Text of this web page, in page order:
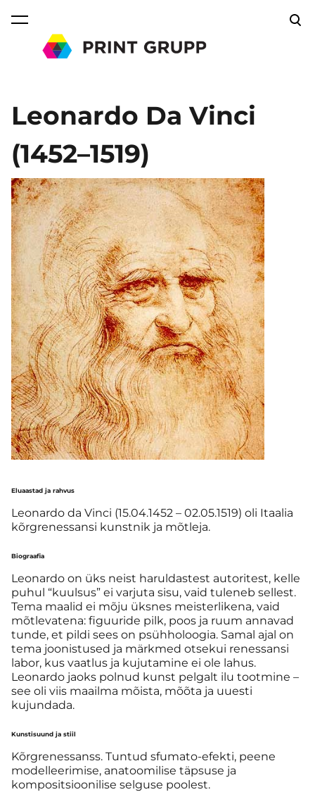
lisati ostukorvi.
Leonardo Da Vinci
(1452–1519)
Eluaastad ja rahvus
Leonardo da Vinci (15.04.1452 – 02.05.1519) oli Itaalia
kõrgrenessansi kunstnik ja mõtleja.
Biograafia
Leonardo on üks neist haruldastest autoritest, kelle
puhul “kuulsus” ei varjuta sisu, vaid tuleneb sellest.
Tema maalid ei mõju üksnes meisterlikena, vaid
mõtlevatena: figuuride pilk, poos ja ruum annavad
tunde, et pildi sees on psühholoogia. Samal ajal on
tema joonistused ja märkmed otsekui renessansi
labor, kus vaatlus ja kujutamine ei ole lahus.
Leonardo jaoks polnud kunst pelgalt ilu tootmine –
see oli viis maailma mõista, mõõta ja uuesti
kujundada.
Kunstisuund ja stiil
Kõrgrenessanss. Tuntud sfumato-efekti, peene
modelleerimise, anatoomilise täpsuse ja
kompositsioonilise selguse poolest.